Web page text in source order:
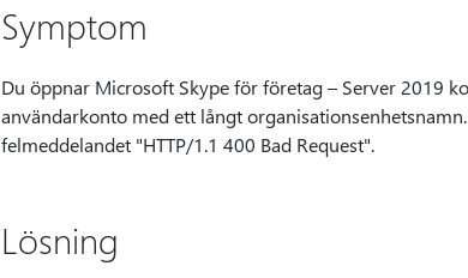
Symptom
Du öppnar Microsoft Skype för företag – Server 2019
användarkonto med ett långt
felmeddelandet "HTTP/1.1 400 Bad Request".
Lösning